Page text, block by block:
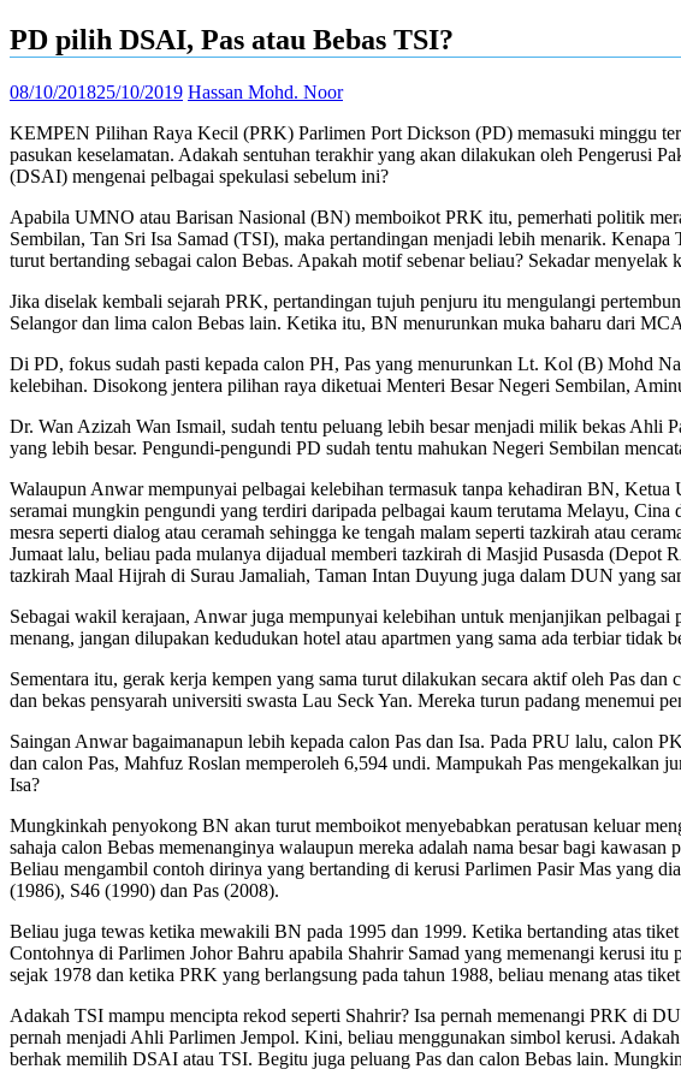
PD pilih DSAI, Pas atau Bebas TSI?
08/10/201825/10/2019 Hassan Mohd. Noor
KEMPEN Pilihan Raya Kecil (PRK) Parlimen Port Dickson (PD) memasuki minggu
pasukan keselamatan. Adakah sentuhan terakhir yang akan dilakukan oleh Pengerusi
(DSAI) mengenai pelbagai spekulasi sebelum ini?
Apabila UMNO atau Barisan Nasional (BN) memboikot PRK itu, pemerhati politik
Sembilan, Tan Sri Isa Samad (TSI), maka pertandingan menjadi lebih menarik.
turut bertanding sebagai calon Bebas. Apakah motif sebenar beliau? Sekadar
Jika diselak kembali sejarah PRK, pertandingan tujuh penjuru itu mengulangi
Selangor dan lima calon Bebas lain. Ketika itu, BN menurunkan muka baharu dari
Di PD, fokus sudah pasti kepada calon PH, Pas yang menurunkan Lt. Kol (B) Mohd
kelebihan. Disokong jentera pilihan raya diketuai Menteri Besar Negeri Sembilan,
Dr. Wan Azizah Wan Ismail, sudah tentu peluang lebih besar menjadi milik bekas Ahli
yang lebih besar. Pengundi-pengundi PD sudah tentu mahukan Negeri Sembilan
Walaupun Anwar mempunyai pelbagai kelebihan termasuk tanpa kehadiran BN,
seramai mungkin pengundi yang terdiri daripada pelbagai kaum terutama Melayu,
mesra seperti dialog atau ceramah sehingga ke tengah malam seperti tazkirah atau
Jumaat lalu, beliau pada mulanya dijadual memberi tazkirah di Masjid Pusasda (Depot
tazkirah Maal Hijrah di Surau Jamaliah, Taman Intan Duyung juga dalam DUN yang
Sebagai wakil kerajaan, Anwar juga mempunyai kelebihan untuk menjanjikan
menang, jangan dilupakan kedudukan hotel atau apartmen yang sama ada terbiar tidak
Sementara itu, gerak kerja kempen yang sama turut dilakukan secara aktif oleh Pas
dan bekas pensyarah universiti swasta Lau Seck Yan. Mereka turun padang menemui
Saingan Anwar bagaimanapun lebih kepada calon Pas dan Isa. Pada PRU lalu,
dan calon Pas, Mahfuz Roslan memperoleh 6,594 undi. Mampukah Pas mengekalkan
Isa?
Mungkinkah penyokong BN akan turut memboikot menyebabkan peratusan keluar
sahaja calon Bebas memenanginya walaupun mereka adalah nama besar bagi
Beliau mengambil contoh dirinya yang bertanding di kerusi Parlimen Pasir Mas yang
(1986), S46 (1990) dan Pas (2008).
Beliau juga tewas ketika mewakili BN pada 1995 dan 1999. Ketika bertanding atas
Contohnya di Parlimen Johor Bahru apabila Shahrir Samad yang memenangi kerusi
sejak 1978 dan ketika PRK yang berlangsung pada tahun 1988, beliau menang atas
Adakah TSI mampu mencipta rekod seperti Shahrir? Isa pernah memenangi PRK di
pernah menjadi Ahli Parlimen Jempol. Kini, beliau menggunakan simbol kerusi.
berhak memilih DSAI atau TSI. Begitu juga peluang Pas dan calon Bebas lain.